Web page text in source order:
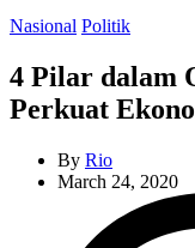
Categories
Nasional Politik
4 Pilar dalam
Perkuat
By Rio
March 24, 2020